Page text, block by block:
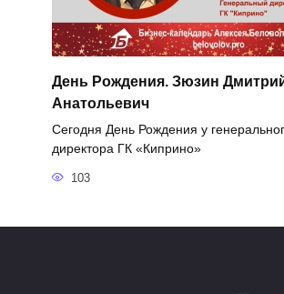
День Рождения. Зюзин
Анатольевич
Сегодня День Рождения у
директора ГК «Киприно»
103